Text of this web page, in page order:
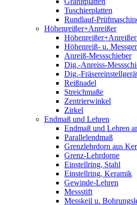
Tuschierplatten
Rundlauf-
Höhenreißer+Anreißer
Höhenreißer+Anreißer
Höhenreiß- u.
Anreiß-Messschieber
Dig.-Anreiss-
Dig.-
Reißnadel
Streichmaße
Zentrierwinkel
Zirkel
Endmaß und Lehren
Endmaß und Lehren
Parallelendmaß
Grenzlehrdorn aus
Grenz-Lehrdorne
Einstellring, Stahl
Einstellring, Keramik
Gewinde-Lehren
Messstift
Messkeil u.